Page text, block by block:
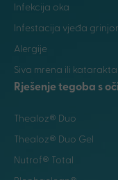
Infekcija oka
Infestacija vjeđa
Alergije
Siva mrena ili katarakta
Rješenje tegoba s
Thealoz® Duo
Thealoz® Duo Gel
Nutrof® Total